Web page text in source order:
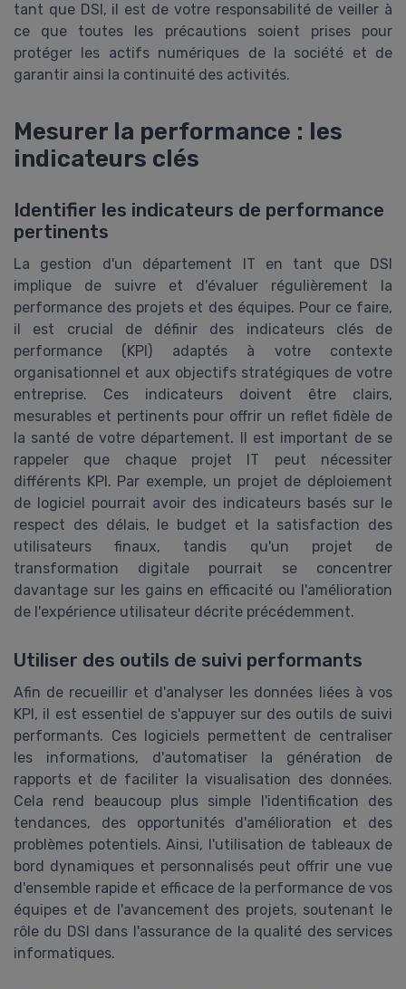
tant que DSI, il est de votre responsabilité de veiller à
ce que toutes les précautions soient prises pour
protéger les actifs numériques de la société et de
garantir ainsi la continuité des activités.
Mesurer la performance : les
indicateurs clés
Identifier les indicateurs de performance
pertinents
La gestion d'un département IT en tant que DSI
implique de suivre et d'évaluer régulièrement la
performance des projets et des équipes. Pour ce faire,
il est crucial de définir des indicateurs clés de
performance (KPI) adaptés à votre contexte
organisationnel et aux objectifs stratégiques de votre
entreprise. Ces indicateurs doivent être clairs,
mesurables et pertinents pour offrir un reflet fidèle de
la santé de votre département. Il est important de se
rappeler que chaque projet IT peut nécessiter
différents KPI. Par exemple, un projet de déploiement
de logiciel pourrait avoir des indicateurs basés sur le
respect des délais, le budget et la satisfaction des
utilisateurs finaux, tandis qu'un projet de
transformation digitale pourrait se concentrer
davantage sur les gains en efficacité ou l'amélioration
de l'expérience utilisateur décrite précédemment.
Utiliser des outils de suivi performants
Afin de recueillir et d'analyser les données liées à vos
KPI, il est essentiel de s'appuyer sur des outils de suivi
performants. Ces logiciels permettent de centraliser
les informations, d'automatiser la génération de
rapports et de faciliter la visualisation des données.
Cela rend beaucoup plus simple l'identification des
tendances, des opportunités d'amélioration et des
problèmes potentiels. Ainsi, l'utilisation de tableaux de
bord dynamiques et personnalisés peut offrir une vue
d'ensemble rapide et efficace de la performance de vos
équipes et de l'avancement des projets, soutenant le
rôle du DSI dans l'assurance de la qualité des services
informatiques.